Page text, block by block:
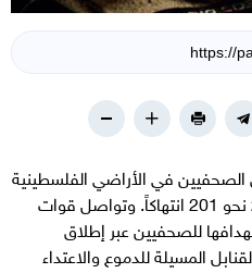
الصحفيين في الأراضي الفلسطينية
المحتلة خلال العام المنصرم 2013 نحو 201 انتهاكاً. وتواصل قوات
للصحفيين عبر إطلاق
المسيلة للدموع والاعتداء